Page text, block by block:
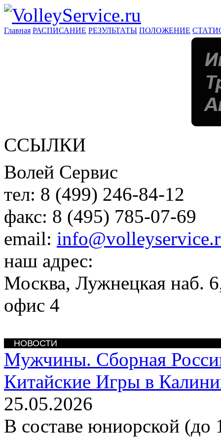
Главная РАСПИСАНИЕ РЕЗУЛЬТАТЫ ПОЛОЖЕНИЕ
ССЫЛКИ
Волей Сервис
тел: 8 (499) 246-84-12
факс: 8 (495) 785-07-69
email:
наш адрес:
Москва, Лужнецкая наб.
офис 4
НОВОСТИ
Мужчины. Сборная
Китайские Игры в
25.05.2026
В составе юниорской (до